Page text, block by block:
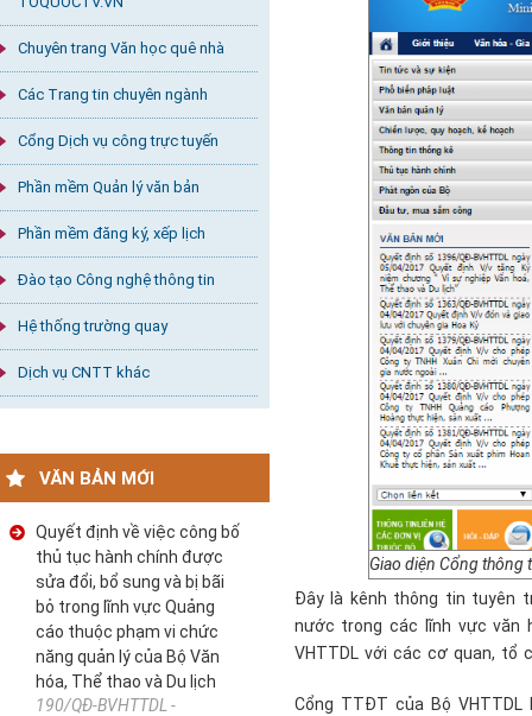
Chuyên trang Văn học quê nhà
Các Trang tin chuyên ngành
Cổng Dịch vụ công trực tuyến
Phần mềm Quản lý văn bản
Phần mềm đăng ký, xếp lịch
Đào tạo Công nghệ thông tin
Hệ thống trường quay
Dịch vụ CNTT khác
VĂN BẢN MỚI
Quyết định về việc công bố
thủ tục hành chính được
sửa đổi, bổ sung và bị bãi
bỏ trong lĩnh vực Quảng
cáo thuộc phạm vi chức
năng quản lý của Bộ Văn
hóa, Thể thao và Du lịch
190/QĐ-BVHTTDL -
Giao diện Cổng thông
Đây là kênh thông tin tuyên
nước trong các lĩnh vực văn
VHTTDL với các cơ quan, tổ
Cổng TTĐT của Bộ